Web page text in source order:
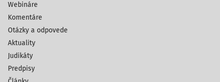
Webináre
Komentáre
Otázky a odpovede
Aktuality
Judikáty
Predpisy